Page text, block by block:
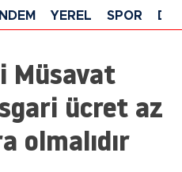
YEREL SPOR
Müsavat
ücret az
olmalıdır